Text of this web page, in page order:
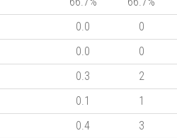
0.0
0
0.0
0
0.3
2
0.1
1
0.4
3